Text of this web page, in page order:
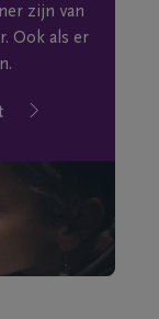
zijn van
Ook als er